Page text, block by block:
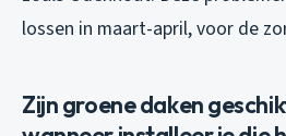
lossen in maart-april, voor de
Zijn groene daken